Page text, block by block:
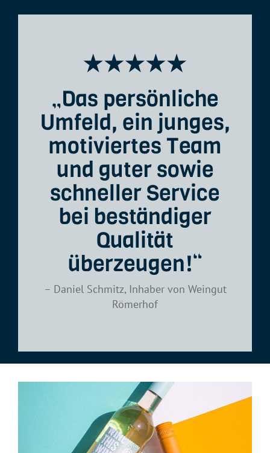
„Das persönliche
Umfeld, ein junges,
motiviertes Team
und guter sowie
schneller Service
bei beständiger
Qualität
überzeugen!“
– Daniel Schmitz, Inhaber von Weingut
Römerhof